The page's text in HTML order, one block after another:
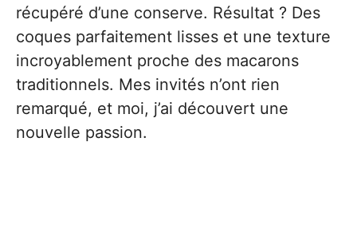
récupéré d’une conserve. Résultat ? Des
coques parfaitement lisses et une texture
incroyablement proche des macarons
traditionnels. Mes invités n’ont rien
remarqué, et moi, j’ai découvert une
nouvelle passion.